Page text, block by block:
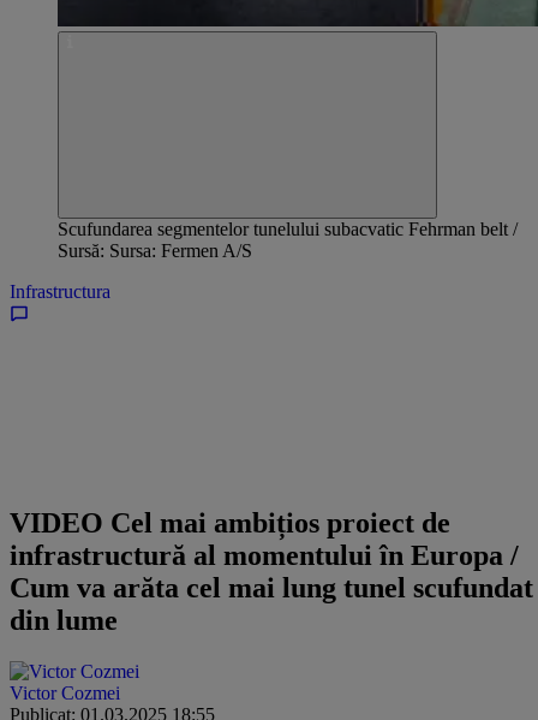
Scufundarea segmentelor tunelului subacvatic Fehrman belt /
Sursă: Sursa: Fermen A/S
Infrastructura
VIDEO Cel mai ambițios proiect de
infrastructură al momentului în Europa /
Cum va arăta cel mai lung tunel scufundat
din lume
Victor Cozmei
Publicat: 01.03.2025 18:55